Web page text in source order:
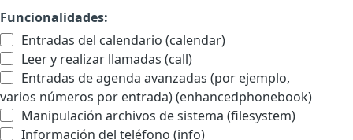
Funcionalidades:
Entradas del calendario (calendar)
Leer y realizar llamadas (call)
Entradas de agenda avanzadas (por ejemplo,
varios números por entrada) (enhancedphonebook)
Manipulación archivos de sistema (filesystem)
Información del teléfono (info)